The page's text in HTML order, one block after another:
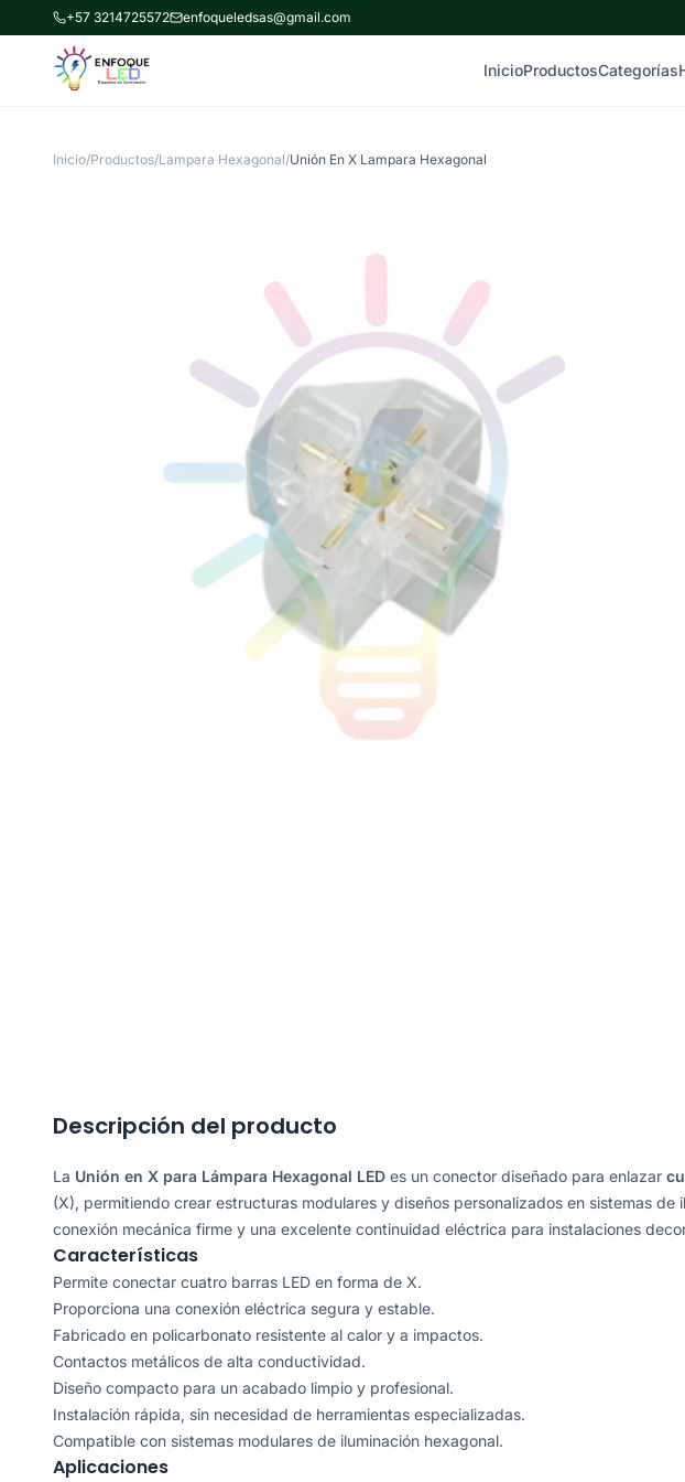
+57 3214725572 enfoqueledsas@gmail.com
InicioProductosCategorías
Inicio/Productos/Lampara Hexagonal/Unión En X Lampara Hexagonal
Descripción del producto
La Unión en X para Lámpara Hexagonal LED es un conector diseñado para enlazar
(X), permitiendo crear estructuras modulares y diseños personalizados en sistemas de
conexión mecánica firme y una excelente continuidad eléctrica para instalaciones
Características
Permite conectar cuatro barras LED en forma de X.
Proporciona una conexión eléctrica segura y estable.
Fabricado en policarbonato resistente al calor y a impactos.
Contactos metálicos de alta conductividad.
Diseño compacto para un acabado limpio y profesional.
Instalación rápida, sin necesidad de herramientas especializadas.
Compatible con sistemas modulares de iluminación hexagonal.
Aplicaciones